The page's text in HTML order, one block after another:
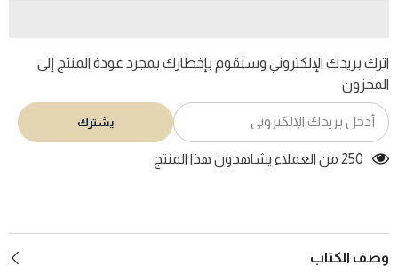
اترك بريدك الإلكتروني وسنقوم بإخطارك بمجرد عودة المنتج إلى
المخزون
يشترك
250 من العملاء يشاهدون هذا المنتج
وصف الكتاب